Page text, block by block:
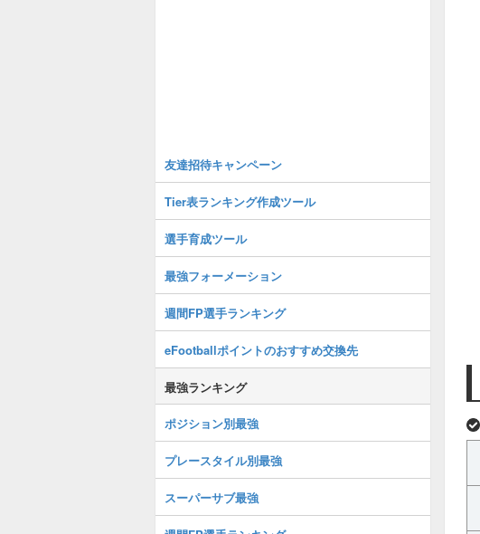
友達招待キャンペーン
Tier表ランキング作成ツール
選手育成ツール
最強フォーメーション
週間FP選手ランキング
eFootballポイントのおすすめ交換先
最強ランキング
ポジション別最強
プレースタイル別最強
スーパーサブ最強